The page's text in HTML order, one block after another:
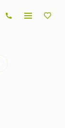
2 871 375 руб.